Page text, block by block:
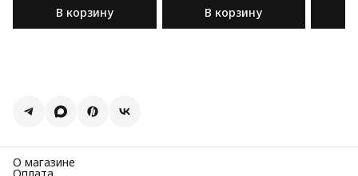
В корзину В корзину
О магазине